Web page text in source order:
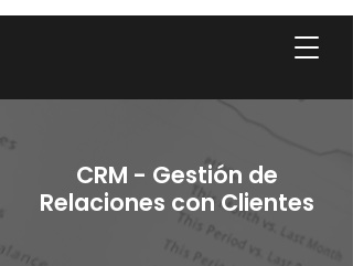
CRM - Gestión de
Relaciones con Clientes